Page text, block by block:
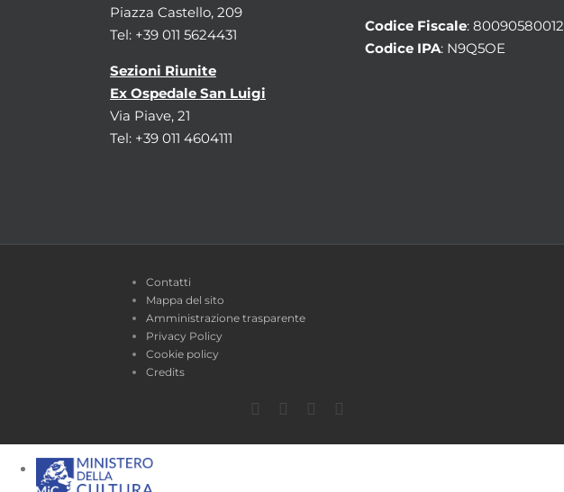
Piazza Castello, 209
Tel: +39 011 5624431
Sezioni Riunite
Ex Ospedale San Luigi
Via Piave, 21
Tel: +39 011 4604111
Codice Fiscale: 80090580012
Codice IPA: N9Q5OE
Contatti
Mappa del sito
Amministrazione trasparente
Privacy Policy
Cookie policy
Credits
Facebook
TwitterYouTube